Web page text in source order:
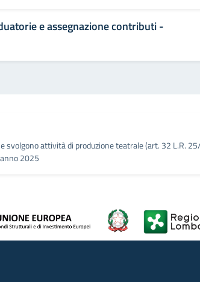
e assegnazione contributi -
svolgono attività di produzione teatrale (art. 32 L.R.
2025